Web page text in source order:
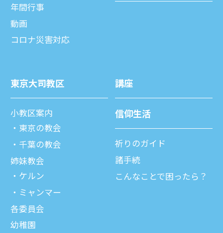
年間⾏事
動画
コロナ災害対応
東京⼤司教区
⼩教区案内
東京の教会
千葉の教会
姉妹教会
ケルン
ミャンマー
各委員会
幼稚園
講座
信仰⽣活
祈りのガイド
諸⼿続
こんなことで困ったら？